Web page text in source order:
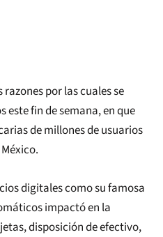
por las cuales se
este fin de semana, en que
de millones de usuarios
digitales como su famosa
impactó en la
disposición de efectivo,